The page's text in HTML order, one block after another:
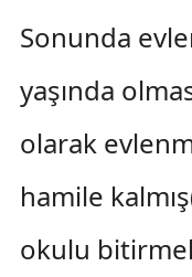
Sonunda
yaşında
olarak
hamile
okulu